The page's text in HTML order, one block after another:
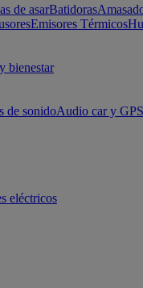
de asarBatidoras
Emisores Térmicos
bienestar
de sonidoAudio car y GPS
eléctricos